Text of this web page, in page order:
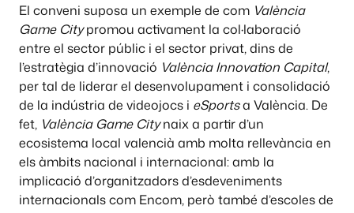
El conveni suposa un exemple de com València
Game Citypromou activament la col·laboració
entre el sector públic i el sector privat, dins de
l’estratègia d’innovació València Innovation Capital,
per tal de liderar el desenvolupament i consolidació
de la indústria de videojocs i eSportsa València. De
fet, València Game Citynaix a partir d’un
ecosistema local valencià amb molta rellevància en
els àmbits nacional i internacional: amb la
implicació d’organitzadors d’esdeveniments
internacionals com Encom, però també d’escoles de